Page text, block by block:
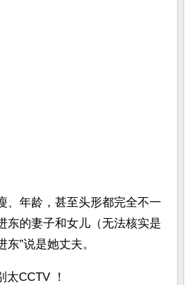
、年龄，甚至头形都完全不一
东的妻子和女儿（无法核实是
”说是她丈夫。
CCTV ！